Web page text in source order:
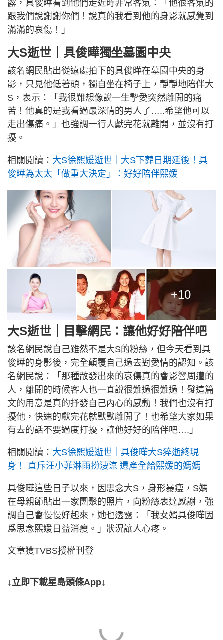
露，具俊曄看到他們走近時非常客氣：「他很客氣的
跟我們說謝謝你們！說真的我看到他的身影就感覺到
滿滿的哀傷！」
大S逝世｜具俊曄獨坐墓園中央
該名網民貼出從遠處拍下的具俊曄在墓園中央的身
影，只見他低著頭，獨自坐在椅子上，靜靜地陪伴大
S，表示：「我很難想像說一生摯愛突然離開的痛
苦！他真的是我看過最深情的男人了…..希望他可以
走出傷痛。」也強調一行人獻完花就離開，並沒有打
擾。
相關閱讀： 大S徐熙媛逝世｜大S下葬日期延後！具
俊曄為太太「做重大決定」：好好陪伴熙媛
+10
大S逝世｜目擊網民：讓他好好陪伴吧
該名網民說自己雖然不是大S的粉絲，但今天看到具
俊曄的身影後，完全顛覆自己過去對愛情的認知。該
名網民說：「那種散發出來的哀傷真的會影響周遭的
人，離開的時候客人也一直說很難過很難過！發這篇
文的用意是真的抒發自己內心的感動！我們也沒有打
擾他，快速的獻完花就默默離開了！也希望大家如果
有去的話不要過度打擾，讓他好好的陪伴吧….」
相關閱讀： 大S徐熙媛逝世｜具俊曄大S猝逝終現
身！ 直斥汪小菲淋雨扮淒涼 遺產全給熙媛的媽媽
具俊曄這些日子以來，因思念大S，身形暴瘦，S媽
在母親節貼出一家團聚的照片，向粉絲表達感謝，強
調自己會慢慢好起來，她也透露：「我女婿具俊曄因
爲思念熙媛日益消瘦。」狀況讓人心疼。
文章獲TVBS授權刊登
↓立即下載星島頭條App↓